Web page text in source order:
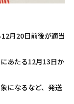
月20日前後が適当
あたる12月13日か
になるなど、発送